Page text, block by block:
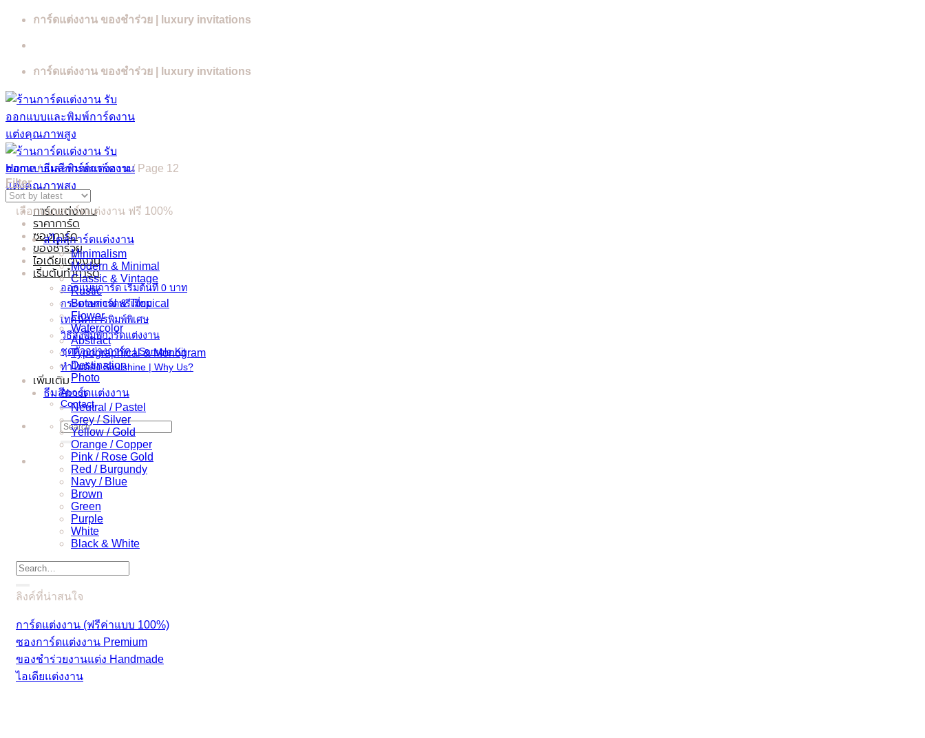
Skip
การ์ดแต่งงาน ของชำร่วย | luxury invitations
การ์ดแต่งงาน ของชำร่วย | luxury invitations
การ์ดแต่งงาน
ราคาการ์ด
ซองการ์ด
ของชำร่วย
ไอเดียแต่งงาน
เริ่มต้นทำการ์ด
ออกแบบการ์ด เริ่มต้นที่ 0 บาท
กระดาษการ์ดพรีเมี่ยม
เทคนิคการพิมพ์พิเศษ
วิธีสั่งพิมพ์การ์ดแต่งงาน
ชุดตัวอย่างการ์ด | Sample Kit
ทำไมต้อง Soulshine | Why Us?
เพิ่มเติม
About
Contact
Search
for:
Home / ธีมสีการ์ดแต่งงาน /Page 12
Filter
เลือกแบบการ์ดแต่งงาน ฟรี 100%
สไตล์การ์ดแต่งงาน
Minimalism
Modern & Minimal
Classic & Vintage
Rustic
Botanical & Tropical
Flower
Watercolor
Abstract
Typographical & Monogram
Destination
Photo
ธีมสีการ์ดแต่งงาน
Neutral / Pastel
Grey / Silver
Yellow / Gold
Orange / Copper
Pink / Rose Gold
Red / Burgundy
Navy / Blue
Brown
Green
Purple
White
Black & White
Search
for:
ลิงค์ที่น่าสนใจ
การ์ดแต่งงาน (ฟรีค่าแบบ 100%)
ซองการ์ดแต่งงาน Premium
ของชำร่วยงานแต่ง Handmade
ไอเดียแต่งงาน